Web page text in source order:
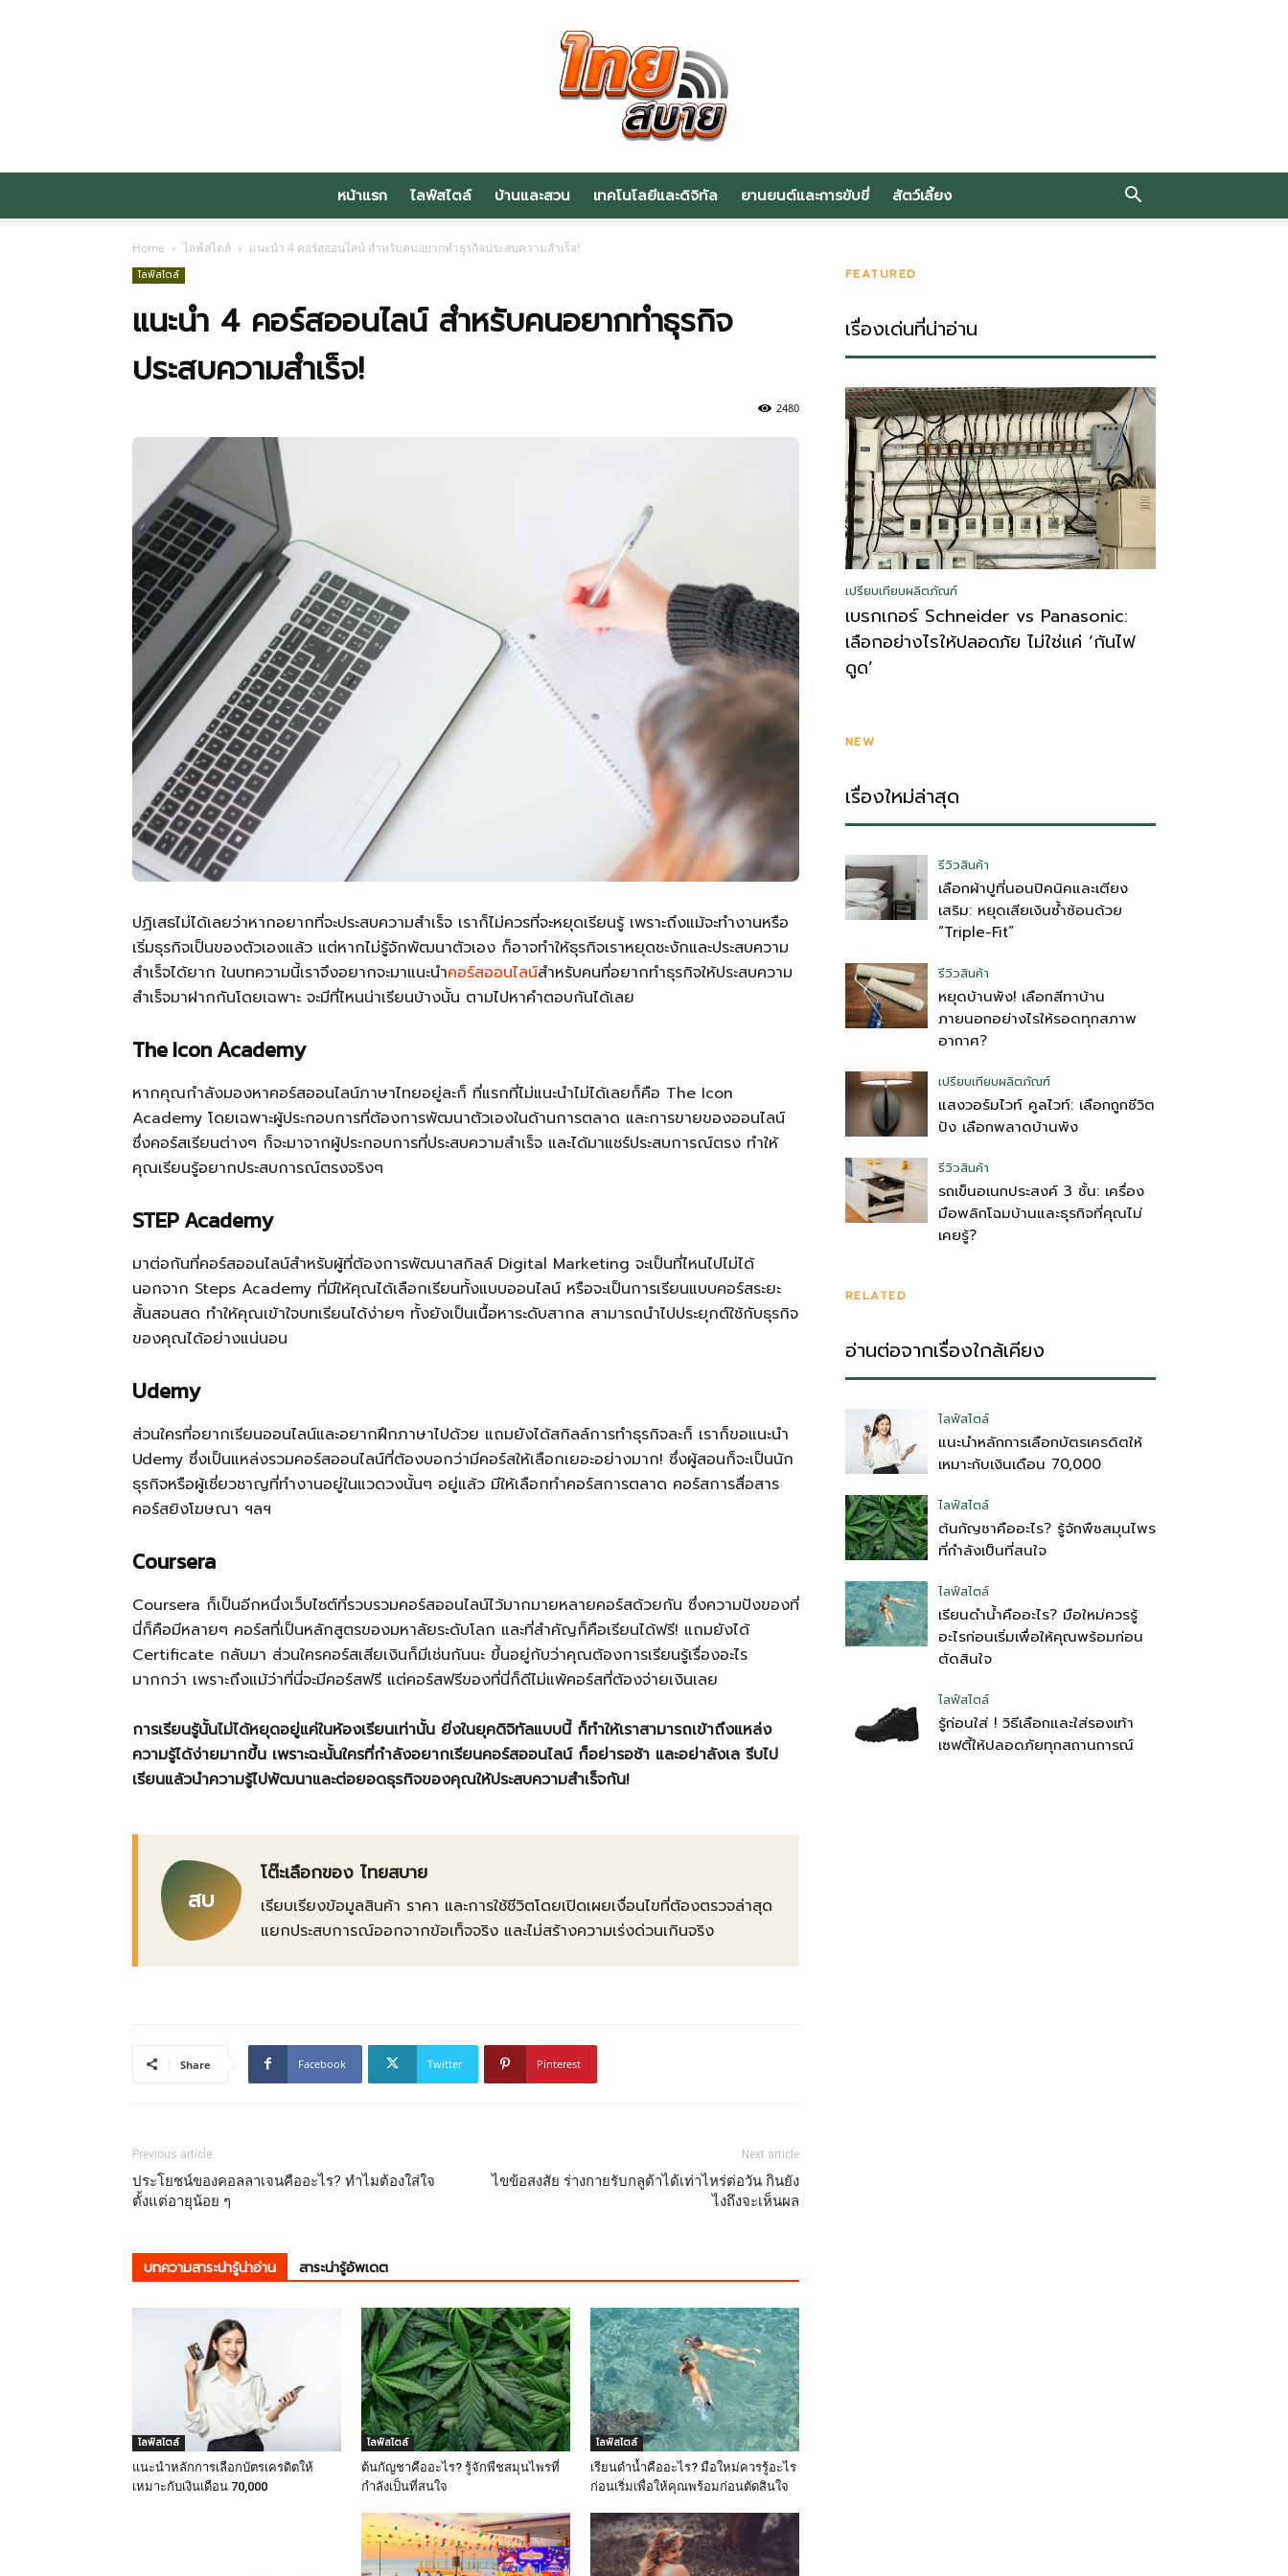
วา
ไร
ตี้
ไทย
สบาย(ดอท)คอม
หน้าแรก ไลฟ์สไตล์ บ้านและสวน เทคโนโลยีและดิจิทัล ยานยนต์และการขับขี่ สัตว์เลี้ยง
Home ไลฟ์สไตล์ แนะนำ 4 คอร์สออนไลน์ สำหรับคนอยากทำธุรกิจประสบความสำเร็จ!
ไลฟ์สไตล์
แนะนำ 4 คอร์สออนไลน์ สำหรับคนอยากทำธุรกิจ
ประสบความสำเร็จ!
2480
ปฏิเสธไม่ได้เลยว่าหากอยากที่จะประสบความสำเร็จ เราก็ไม่ควรที่จะหยุดเรียนรู้ เพราะถึงแม้จะทำงานหรือ
เริ่มธุรกิจเป็นของตัวเองแล้ว แต่หากไม่รู้จักพัฒนาตัวเอง ก็อาจทำให้ธุรกิจเราหยุดชะงักและประสบความ
สำเร็จได้ยาก ในบทความนี้เราจึงอยากจะมาแนะนำคอร์สออนไลน์สำหรับคนที่อยากทำธุรกิจให้ประสบความ
สำเร็จมาฝากกันโดยเฉพาะ จะมีที่ไหนน่าเรียนบ้างนั้น ตามไปหาคำตอบกันได้เลย
The Icon Academy
หากคุณกำลังมองหาคอร์สออนไลน์ภาษาไทยอยู่ละก็ ที่แรกที่ไม่แนะนำไม่ได้เลยก็คือ The Icon
Academy โดยเฉพาะผู้ประกอบการที่ต้องการพัฒนาตัวเองในด้านการตลาด และการขายของออนไลน์
ซึ่งคอร์สเรียนต่างๆ ก็จะมาจากผู้ประกอบการที่ประสบความสำเร็จ และได้มาแชร์ประสบการณ์ตรง ทำให้
คุณเรียนรู้อยากประสบการณ์ตรงจริงๆ
STEP Academy
มาต่อกันที่คอร์สออนไลน์สำหรับผู้ที่ต้องการพัฒนาสกิลล์ Digital Marketing จะเป็นที่ไหนไปไม่ได้
นอกจาก Steps Academy ที่มีให้คุณได้เลือกเรียนทั้งแบบออนไลน์ หรือจะเป็นการเรียนแบบคอร์สระยะ
สั้นสอนสด ทำให้คุณเข้าใจบทเรียนได้ง่ายๆ ทั้งยังเป็นเนื้อหาระดับสากล สามารถนำไปประยุกต์ใช้กับธุรกิจ
ของคุณได้อย่างแน่นอน
Udemy
ส่วนใครที่อยากเรียนออนไลน์และอยากฝึกภาษาไปด้วย แถมยังได้สกิลล์การทำธุรกิจละก็ เราก็ขอแนะนำ
Udemy ซึ่งเป็นแหล่งรวมคอร์สออนไลน์ที่ต้องบอกว่ามีคอร์สให้เลือกเยอะอย่างมาก! ซึ่งผู้สอนก็จะเป็นนัก
ธุรกิจหรือผู้เชี่ยวชาญที่ทำงานอยู่ในแวดวงนั้นๆ อยู่แล้ว มีให้เลือกทำคอร์สการตลาด คอร์สการสื่อสาร
คอร์สยิงโฆษณา ฯลฯ
Coursera
Coursera ก็เป็นอีกหนึ่งเว็บไซต์ที่รวบรวมคอร์สออนไลน์ไว้มากมายหลายคอร์สด้วยกัน ซึ่งความปังของที่
นี่ก็คือมีหลายๆ คอร์สที่เป็นหลักสูตรของมหาลัยระดับโลก และที่สำคัญก็คือเรียนได้ฟรี! แถมยังได้
Certificate กลับมา ส่วนใครคอร์สเสียเงินก็มีเช่นกันนะ ขึ้นอยู่กับว่าคุณต้องการเรียนรู้เรื่องอะไร
มากกว่า เพราะถึงแม้ว่าที่นี่จะมีคอร์สฟรี แต่คอร์สฟรีของที่นี่ก็ดีไม่แพ้คอร์สที่ต้องจ่ายเงินเลย
การเรียนรู้นั้นไม่ได้หยุดอยู่แค่ในห้องเรียนเท่านั้น ยิ่งในยุคดิจิทัลแบบนี้ ก็ทำให้เราสามารถเข้าถึงแหล่ง
ความรู้ได้ง่ายมากขึ้น เพราะฉะนั้นใครที่กำลังอยากเรียนคอร์สออนไลน์ ก็อย่ารอช้า และอย่าลังเล รีบไป
เรียนแล้วนำความรู้ไปพัฒนาและต่อยอดธุรกิจของคุณให้ประสบความสำเร็จกัน!
สบ
โต๊ะเลือกของ ไทยสบาย
เรียบเรียงข้อมูลสินค้า ราคา และการใช้ชีวิตโดยเปิดเผยเงื่อนไขที่ต้องตรวจล่าสุด
แยกประสบการณ์ออกจากข้อเท็จจริง และไม่สร้างความเร่งด่วนเกินจริง
Share Facebook Twitter Pinterest
Previous article
ประโยชน์ของคอลลาเจนคืออะไร? ทำไมต้องใส่ใจ
ตั้งแต่อายุน้อย ๆ
Next article
ไขข้อสงสัย ร่างกายรับกลูต้าได้เท่าไหร่ต่อวัน กินยัง
ไงถึงจะเห็นผล
บทความสาระน่ารู้น่าอ่าน สาระน่ารู้อัพเดต
ไลฟ์สไตล์
แนะนำหลักการเลือกบัตรเครดิตให้
เหมาะกับเงินเดือน 70,000
ไลฟ์สไตล์
ต้นกัญชาคืออะไร? รู้จักพืชสมุนไพรที่
กำลังเป็นที่สนใจ
ไลฟ์สไตล์
เรียนดำน้ำคืออะไร? มือใหม่ควรรู้อะไร
ก่อนเริ่มเพื่อให้คุณพร้อมก่อนตัดสินใจ
FEATURED
เรื่องเด่นที่น่าอ่าน
เปรียบเทียบผลิตภัณฑ์
เบรกเกอร์ Schneider vs Panasonic:
เลือกอย่างไรให้ปลอดภัย ไม่ใช่แค่ ‘กันไฟ
ดูด’
NEW
เรื่องใหม่ล่าสุด
รีวิวสินค้า
เลือกผ้าปูที่นอนปิคนิคและเตียง
เสริม: หยุดเสียเงินซ้ำซ้อนด้วย
“Triple-Fit”
รีวิวสินค้า
หยุดบ้านพัง! เลือกสีทาบ้าน
ภายนอกอย่างไรให้รอดทุกสภาพ
อากาศ?
เปรียบเทียบผลิตภัณฑ์
แสงวอร์มไวท์ คูลไวท์: เลือกถูกชีวิต
ปัง เลือกพลาดบ้านพัง
รีวิวสินค้า
รถเข็นอเนกประสงค์ 3 ชั้น: เครื่อง
มือพลิกโฉมบ้านและธุรกิจที่คุณไม่
เคยรู้?
RELATED
อ่านต่อจากเรื่องใกล้เคียง
ไลฟ์สไตล์
แนะนำหลักการเลือกบัตรเครดิตให้
เหมาะกับเงินเดือน 70,000
ไลฟ์สไตล์
ต้นกัญชาคืออะไร? รู้จักพืชสมุนไพร
ที่กำลังเป็นที่สนใจ
ไลฟ์สไตล์
เรียนดำน้ำคืออะไร? มือใหม่ควรรู้
อะไรก่อนเริ่มเพื่อให้คุณพร้อมก่อน
ตัดสินใจ
ไลฟ์สไตล์
รู้ก่อนใส่ ! วิธีเลือกและใส่รองเท้า
เซฟตี้ให้ปลอดภัยทุกสถานการณ์